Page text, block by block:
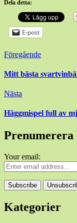
Dela detta:
E-post
Föregående
Mitt bästa
Nästa
Häggmispel full av
Prenumerera
Your email:
Kategorier